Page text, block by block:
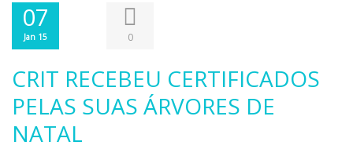
07
Jan 15 0
CRIT RECEBEU CERTIFICADOS
PELAS SUAS ÁRVORES DE
NATAL